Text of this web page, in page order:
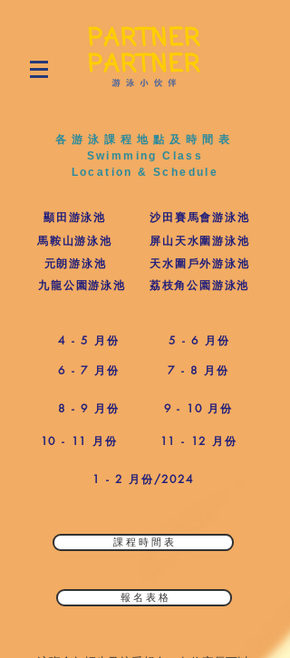
各游泳課程地點及時間表
Swimming Class
Location & Schedule
課 程 時 間 表
報 名 表 格
沙田賽馬會游泳池
顯田游泳池
馬鞍山游泳池
九龍公園游泳池
屏山天水圍游泳池
荔枝角公園游泳池
天水圍戶外游泳池
元朗游泳池
4 - 5 月份
5 - 6 月份
6 - 7 月份
7 - 8 月份
8 - 9 月份 9 - 10 月份
10 - 11 月份 11 - 12 月份
1 - 2 月份/2024